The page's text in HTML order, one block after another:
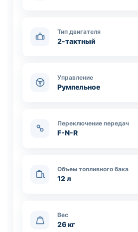
Тип двигателя
2-тактный
Управление
Румпельное
Переключение передач
F-N-R
Объем топливного бака
12 л
Вес
26 кг